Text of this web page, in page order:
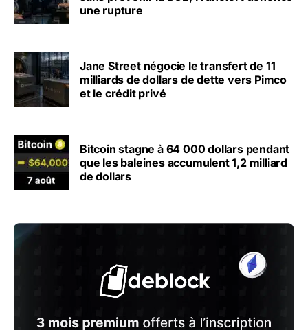
une rupture
Jane Street négocie le transfert de 11
milliards de dollars de dette vers Pimco
et le crédit privé
Bitcoin stagne à 64 000 dollars pendant
que les baleines accumulent 1,2 milliard
de dollars